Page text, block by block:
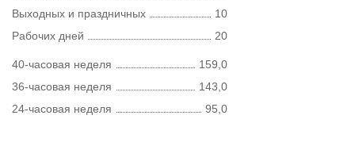
Выходных и праздничных
10
Рабочих дней
20
40-часовая неделя
159,0
36-часовая неделя
143,0
24-часовая неделя
95,0